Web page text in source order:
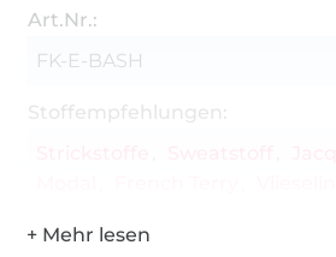
Art.Nr.:
FK-E-BASH
Stoffempfehlungen: